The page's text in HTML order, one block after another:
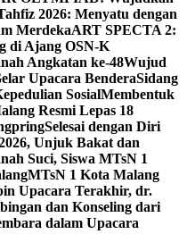
2026: Menyatu dengan
MerdekaART SPECTA 2:
di Ajang OSN-K
Angkatan ke-48Wujud
Upacara BenderaSidang
SosialMembentuk
Resmi Lepas 18
Selesai dengan Diri
Unjuk Bakat dan
Suci, Siswa MTsN 1
MTsN 1 Kota Malang
Upacara Terakhir, dr.
dan Konseling dari
dalam Upacara